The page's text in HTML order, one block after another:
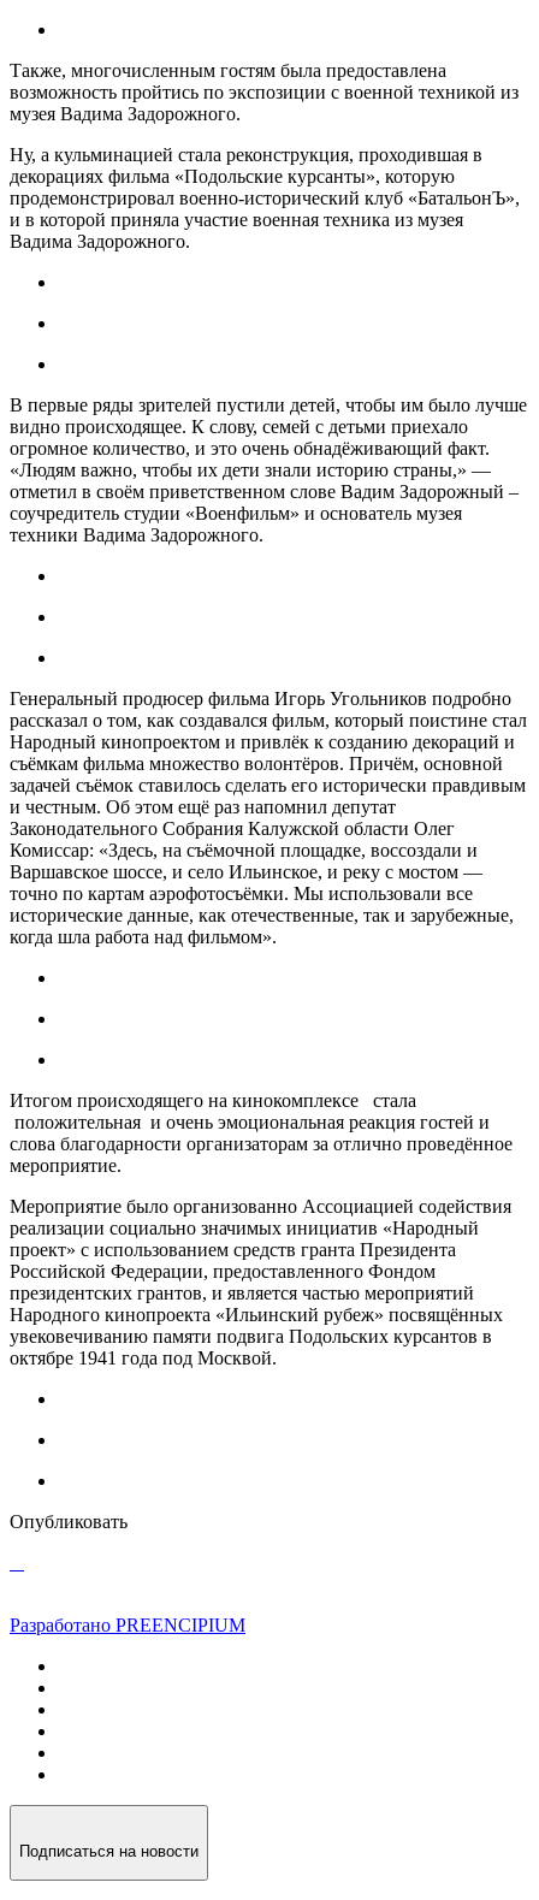
Также, многочисленным гостям была предоставлена
возможность пройтись по экспозиции с военной техникой из
музея Вадима Задорожного.
Ну, а кульминацией стала реконструкция, проходившая в
декорациях фильма «Подольские курсанты», которую
продемонстрировал военно-исторический клуб «БатальонЪ»,
и в которой приняла участие военная техника из музея
Вадима Задорожного.
В первые ряды зрителей пустили детей, чтобы им было лучше
видно происходящее. К слову, семей с детьми приехало
огромное количество, и это очень обнадёживающий факт.
«Людям важно, чтобы их дети знали историю страны,» —
отметил в своём приветственном слове Вадим Задорожный –
соучредитель студии «Военфильм» и основатель музея
техники Вадима Задорожного.
Генеральный продюсер фильма Игорь Угольников подробно
рассказал о том, как создавался фильм, который поистине стал
Народный кинопроектом и привлёк к созданию декораций и
съёмкам фильма множество волонтёров. Причём, основной
задачей съёмок ставилось сделать его исторически правдивым
и честным. Об этом ещё раз напомнил депутат
Законодательного Собрания Калужской области Олег
Комиссар: «Здесь, на съёмочной площадке, воссоздали и
Варшавское шоссе, и село Ильинское, и реку с мостом —
точно по картам аэрофотосъёмки. Мы использовали все
исторические данные, как отечественные, так и зарубежные,
когда шла работа над фильмом».
Итогом происходящего на кинокомплексе стала
положительная и очень эмоциональная реакция гостей и
слова благодарности организаторам за отлично проведённое
мероприятие.
Мероприятие было организованно Ассоциацией содействия
реализации социально значимых инициатив «Народный
проект» с использованием средств гранта Президента
Российской Федерации, предоставленного Фондом
президентских грантов, и является частью мероприятий
Народного кинопроекта «Ильинский рубеж» посвящённых
увековечиванию памяти подвига Подольских курсантов в
октябре 1941 года под Москвой.
Опубликовать
Разработано PREENCIPIUM
Подписаться на новости